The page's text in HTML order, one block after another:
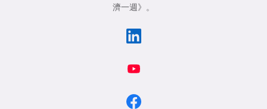
濟一週》
。